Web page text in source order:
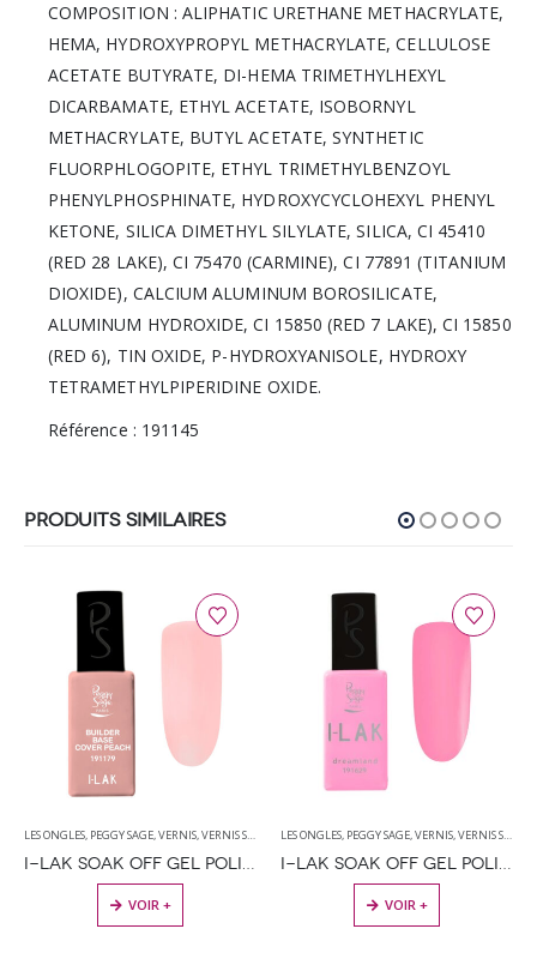
COMPOSITION : ALIPHATIC URETHANE METHACRYLATE,
HEMA, HYDROXYPROPYL METHACRYLATE, CELLULOSE
ACETATE BUTYRATE, DI-HEMA TRIMETHYLHEXYL
DICARBAMATE, ETHYL ACETATE, ISOBORNYL
METHACRYLATE, BUTYL ACETATE, SYNTHETIC
FLUORPHLOGOPITE, ETHYL TRIMETHYLBENZOYL
PHENYLPHOSPHINATE, HYDROXYCYCLOHEXYL PHENYL
KETONE, SILICA DIMETHYL SILYLATE, SILICA, CI 45410
(RED 28 LAKE), CI 75470 (CARMINE), CI 77891 (TITANIUM
DIOXIDE), CALCIUM ALUMINUM BOROSILICATE,
ALUMINUM HYDROXIDE, CI 15850 (RED 7 LAKE), CI 15850
(RED 6), TIN OXIDE, P-HYDROXYANISOLE, HYDROXY
TETRAMETHYLPIPERIDINE OXIDE.
Référence : 191145
PRODUITS SIMILAIRES
PEGGY SAGE,VERNIS,VERNIS SEMI PERMANENT
I-LAK SOAK OFF GEL POLISH BUILDER BASE COVER PEACH – 11ML
LES ONGLES PEGGY SAGE,VERNIS,VERNIS SEMI PERMANENT
I-LAK SOAK OFF GEL POLISH DREAM LAND – 11ML
LES ONGLES